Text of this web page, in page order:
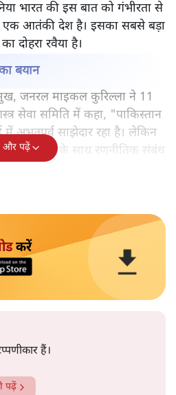
भारत की इस बात को गंभीरता से
एक आतंकी देश है। इसका सबसे बड़ा
दोहरा रवैया है।
बयान
जनरल माइकल कुरिल्ला ने 11
सेवा समिति में कहा, "पाकिस्तान
अभूतपूर्व साझेदार रहा है। लेकिन
दोनों के साथ रणनीतिक संबंध
और पढ़ें
करें
हैं।
पढ़ें